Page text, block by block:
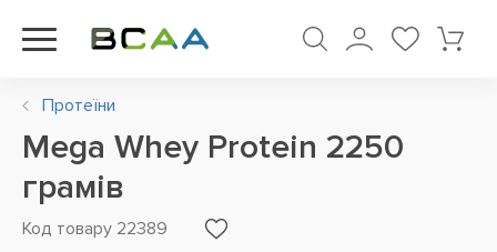
Протеїни
Mega Whey Protein 2250
грамів
Код товару 22389